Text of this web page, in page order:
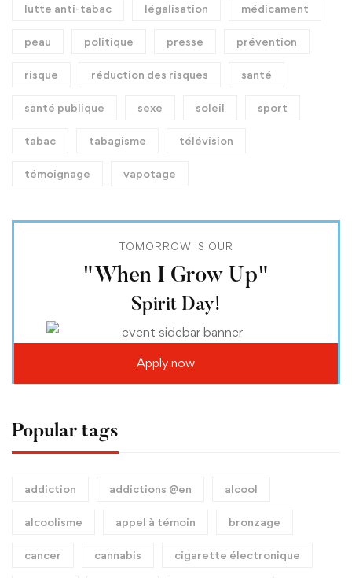
lutte anti-tabac légalisation médicament
peau politique presse prévention
risque réduction des risques santé
santé publique sexe soleil sport
tabac tabagisme télévision
témoignage vapotage
TOMORROW IS OUR
"When I Grow Up"
Spirit Day!
Apply now
Popular tags
addiction addictions @en alcool
alcoolisme appel à témoin bronzage
cancer cannabis cigarette électronique